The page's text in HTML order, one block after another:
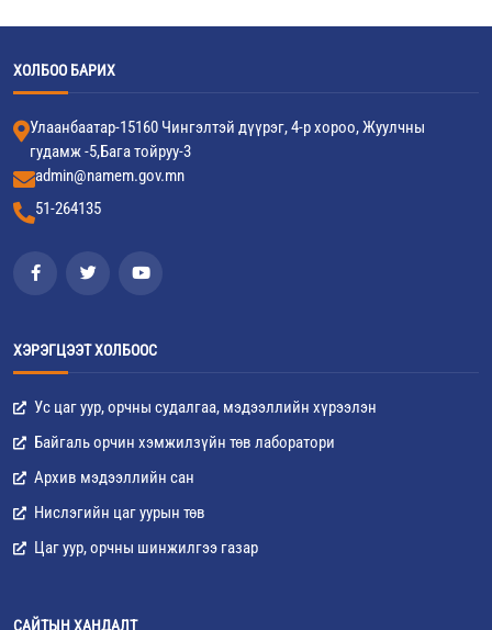
ХОЛБОО БАРИХ
Улаанбаатар-15160 Чингэлтэй дүүрэг, 4-р хороо, Жуулчны
гудамж -5,Бага тойруу-3
admin@namem.gov.mn
51-264135
ХЭРЭГЦЭЭТ ХОЛБООС
Ус цаг уур, орчны судалгаа, мэдээллийн хүрээлэн
Байгаль орчин хэмжилзүйн төв лаборатори
Архив мэдээллийн сан
Нислэгийн цаг уурын төв
Цаг уур, орчны шинжилгээ газар
САЙТЫН ХАНДАЛТ